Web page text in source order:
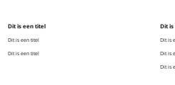
Dit is een titel
Dit is een titel
Dit is een titel
Dit
Dit is
Dit is
Dit is